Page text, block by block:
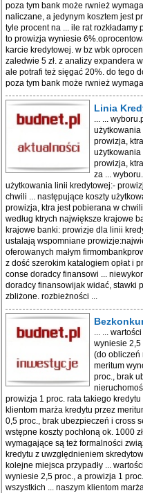
poza tym bank może rwnież
naliczane, a jedynym kosztem jest
tyle procent na ... ile rat rozkładamy
to prowizja wyniesie
karcie kredytowej. w bz wbk
zaledwie 5 zł. z analizy expandera
ale potrafi też sięgać 20%. do tego
poza tym bank może rwnież
Linia
... ...
prowizja,
prowizja,
za ...
użytkowania linii kredytowej:-
chwili ... następujące koszty
prowizja, ktra jest pobierana w
według ktrych największe krajowe
krajowe banki: prowizje dla linii
ustalają wspomniane
oferowanych małym
z dość szerokim katalogiem opłat i
conse doradcy finansowi ...
doradcy finansowijak widać, stawki
zbliżone. rozbieżności ...
... ...
wyniesie 2,5
(do obliczeń
meritum
proc., brak
prowizja 1 proc. rata takiego
klientom marża kredytu przez
0,5 proc., brak ubezpieczeń i cross
wstępne koszty pochłoną ok. 1000
wymagające są też formalności
kredytu z uwzględnieniem
kolejne miejsca przypadły ...
wyniesie 2,5 proc., a prowizja 1
wszystkich ... naszym klientom